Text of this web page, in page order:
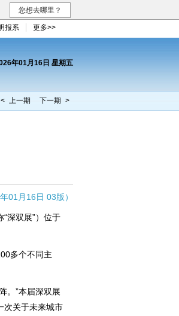
您想去哪里？
报系 更多>>
年01月16日 星期五
< 上一期 下一期 >
01月16日 03版）
深双展”）位于
多个不同主
。”本届深双展
次关于未来城市